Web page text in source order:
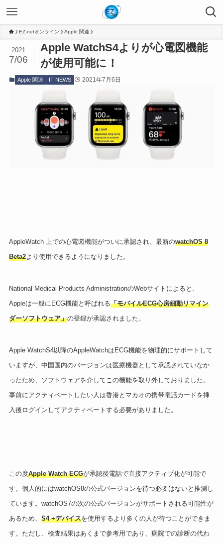
EZ-netオンライン Apple 関連
Apple WatchS4よりが心電図機能
が使用可能に！
2021
7/06
Apple 関連 IT NEWS 2021年7月6日
AppleWatch 上での心電図機能がついに承認され、最新のwatchOS 8
Beta2より使用できるようになりました。
National Medical Products AdministrationのWebサイトによると、
Appleは一般にECG機能と呼ばれる「モバイルECG心房細動リマイン
ダーソフトウェア」の登録が承認されました。
Apple WatchS4以降のAppleWatchはECG機能を物理的にサポートして
いますが、中国国内のバージョンは医療機器として承認されていなか
ったため、ソフトウェアを介してこの機能を取り外しておりました。
事前にアクティベートしたい人は香港とマカオの携帯電話カードを挿
入後ログインしてアクティベートする必要がありました。
この度Apple Watch ECGが承認後電話で直接アクティブ化が可能で
す。個人的にはwatchOS8の公式バージョンを待つ必要はないと推測し
ています。watchOS7の次の公式バージョンがサポートされる可能性が
あるため、 S4 +デバイスを使用するより多くの人が待つことができま
す。ただし、検査結果はあくまで参考用であり、病院での診断の代わ